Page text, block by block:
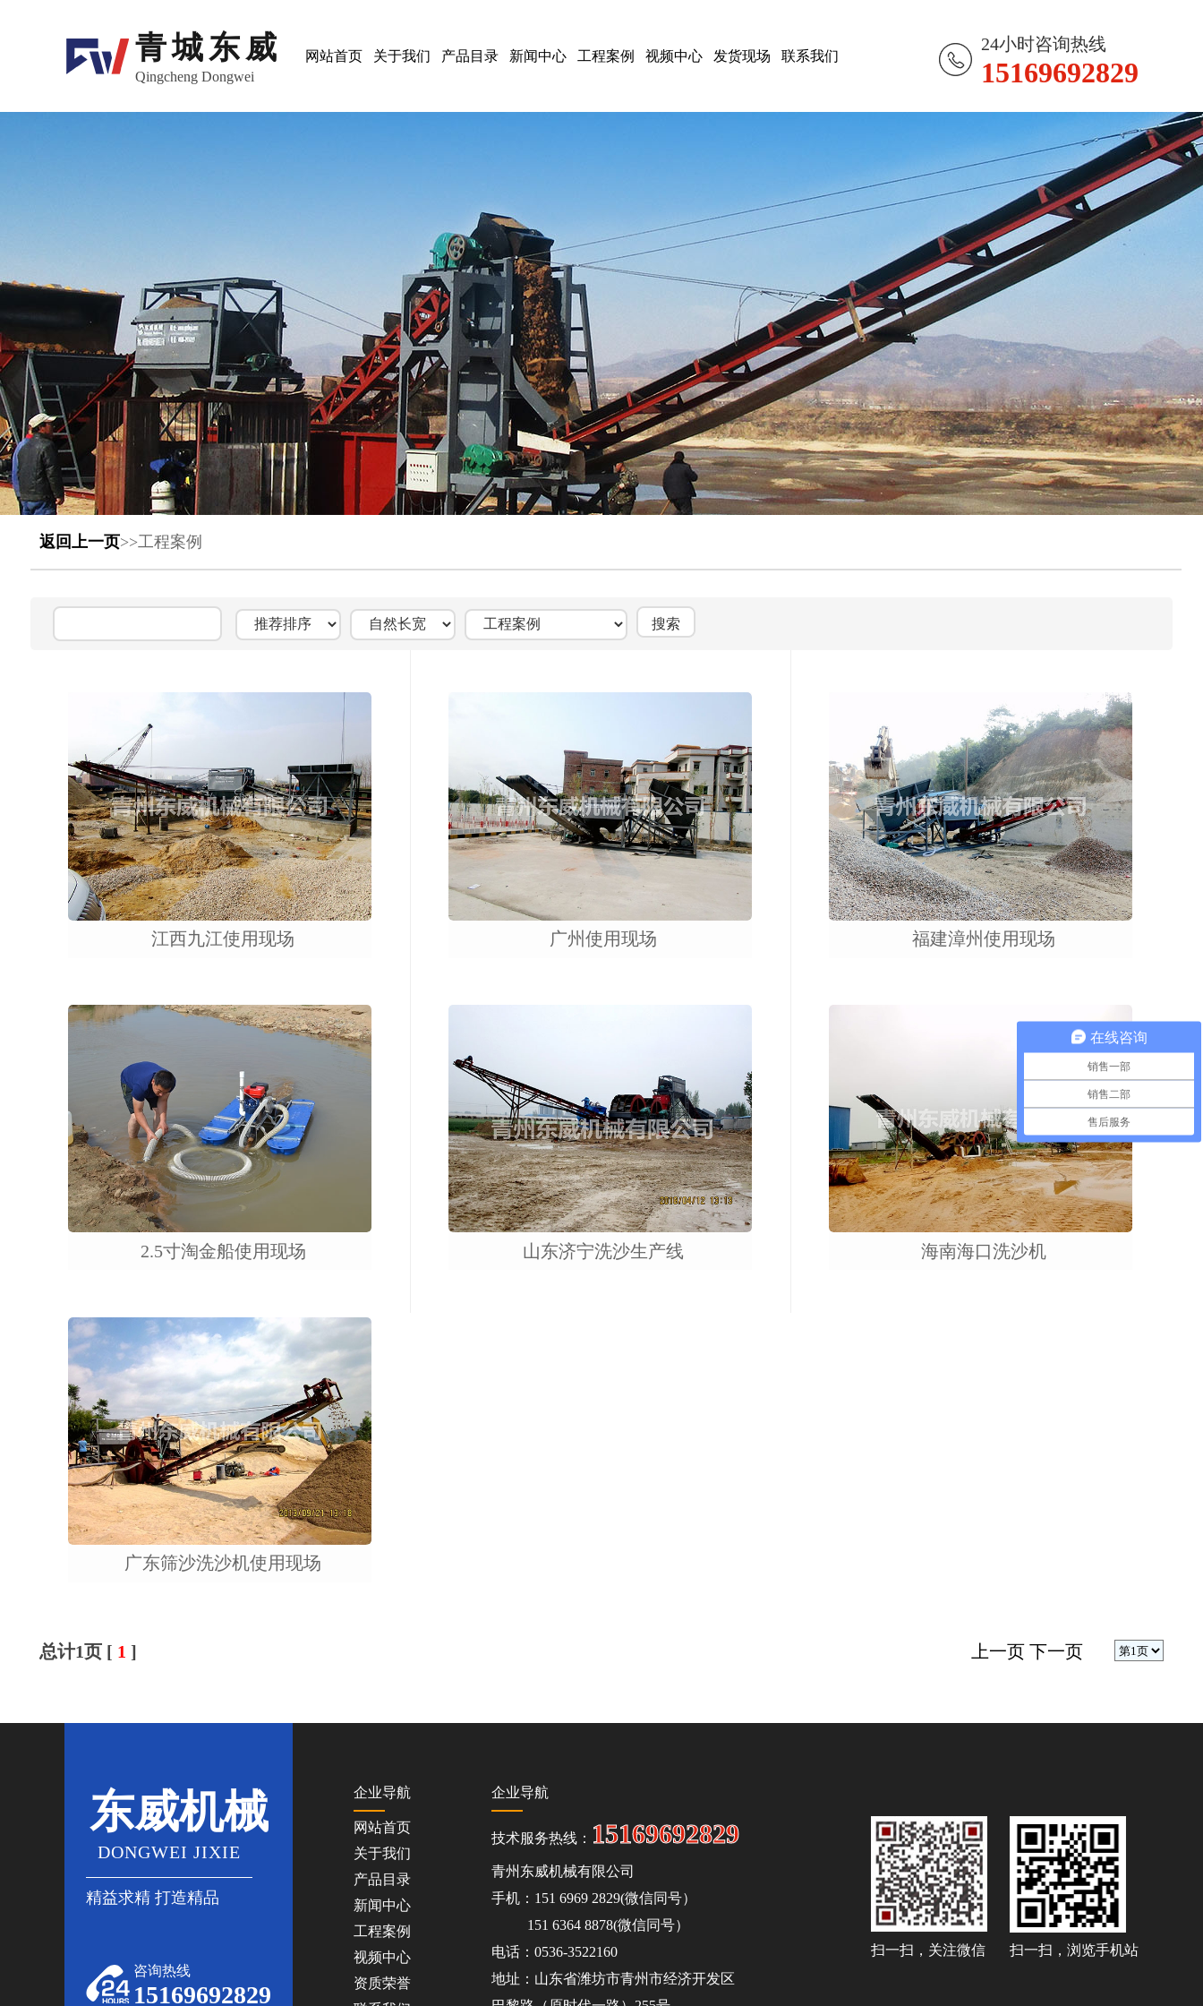
青城东威
Qingcheng Dongwei
网站首页 关于我们 产品目录 新闻中心 工程案例 视频中心 发货现场 联系我们
24小时咨询热线
15169692829
返回上一页>>工程案例
江西九江使用现场
2.5寸淘金船使用现场
广东筛沙洗沙机使用现场
广州使用现场
山东济宁洗沙生产线
福建漳州使用现场
海南海口洗沙机
总计1页 [ 1 ] 上一页 下一页
东威机械
DONGWEI JIXIE
精益求精 打造精品
咨询热线
15169692829
企业导航
网站首页
关于我们
产品目录
新闻中心
工程案例
视频中心
资质荣誉
企业导航
技术服务热线： 15169692829
青州东威机械有限公司
手机：151 6969 2829(微信同号）
151 6364 8878(微信同号）
电话：0536-3522160
地址：山东省潍坊市青州市经济开发区
扫一扫，关注微信 扫一扫，浏览手机站
在线咨询
销售一部
销售二部
售后服务